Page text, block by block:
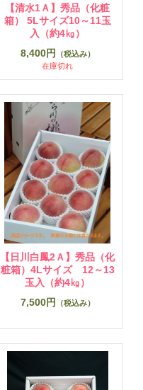
【清水1Ａ】秀品（化粧
箱） 5Lサイズ10～11玉
入（約4㎏）
8,400円
（税込み）
在庫切れ
【日川白鳳2Ａ】秀品（化
粧箱）4Lサイズ 12～13
玉入（約4㎏）
7,500円
（税込み）